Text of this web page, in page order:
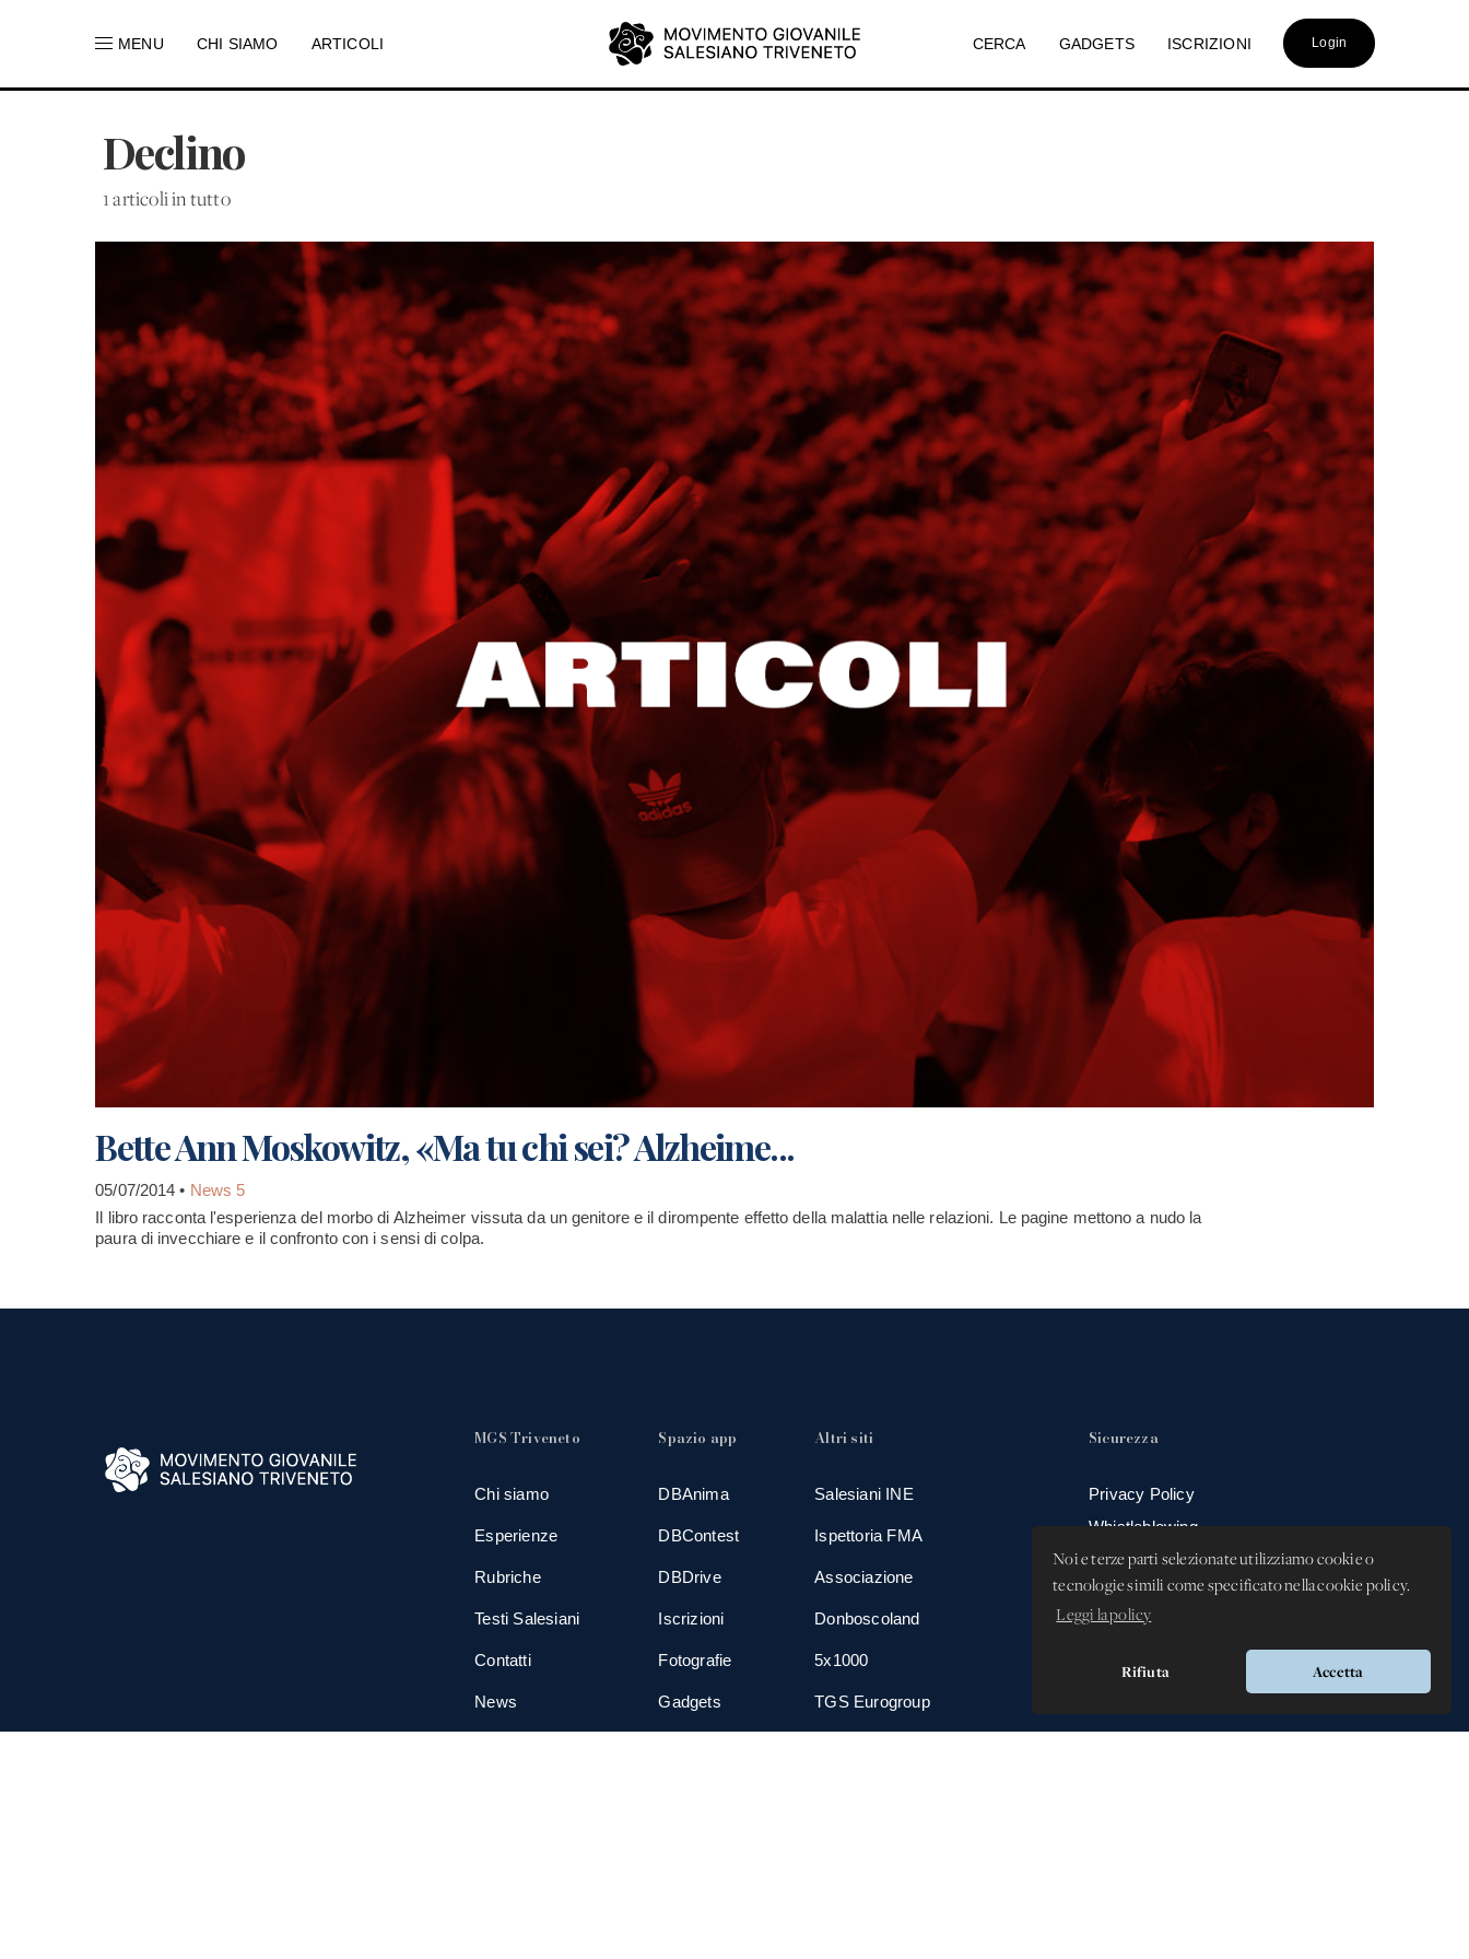
Noi e terze parti selezionate utilizziamo cookie o
tecnologie simili come specificato nella cookie policy.
Leggi la policy
Rifiuta Accetta
MENU CHI SIAMO ARTICOLI CERCA GADGETS ISCRIZIONI Login
Declino
1 articoli in tutto
Bette Ann Moskowitz, «Ma tu chi sei? Alzheime...
05/07/2014 • News 5
Il libro racconta l'esperienza del morbo di Alzheimer vissuta da un genitore e il dirompente effetto della malattia nelle relazioni. Le pagine mettono a nudo la
paura di invecchiare e il confronto con i sensi di colpa.
MGS Triveneto
Chi siamo
Esperienze
Rubriche
Testi Salesiani
Contatti
News
Spazio app
DBAnima
DBContest
DBDrive
Iscrizioni
Fotografie
Gadgets
Altri siti
Salesiani INE
Ispettoria FMA
Associazione
Donboscoland
5x1000
TGS Eurogroup
Sicurezza
Privacy Policy
Whistleblowing -
Segnalazione illeciti